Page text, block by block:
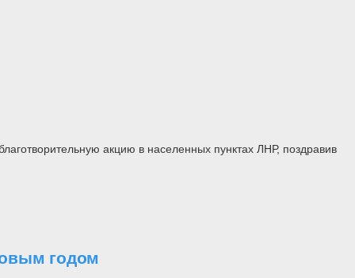
акцию в населенных пунктах ЛНР, поздравив
годом